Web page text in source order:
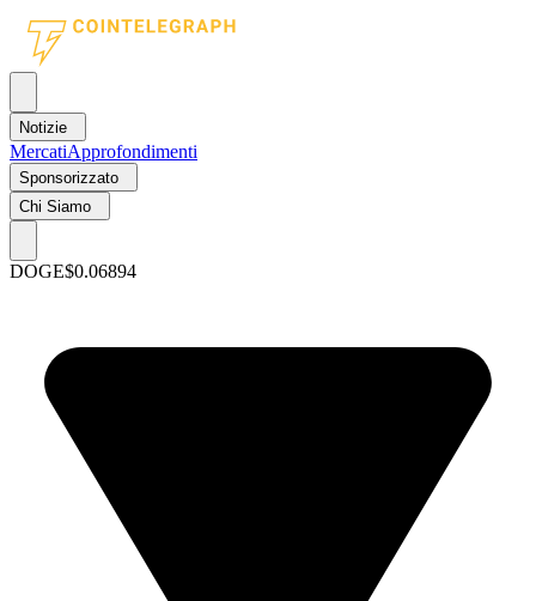
Notizie
MercatiApprofondimenti
Sponsorizzato
Chi Siamo
DOGE$0.06894